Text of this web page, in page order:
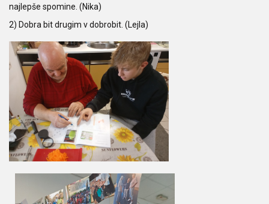
najlepše spomine. (Nika)
2) Dobra bit drugim v dobrobit. (Lejla)